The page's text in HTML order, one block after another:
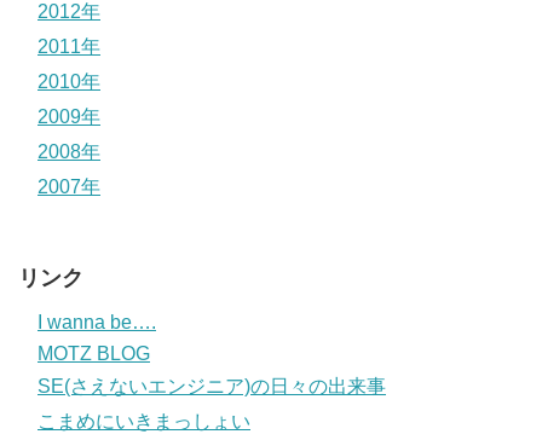
2012年
2011年
2010年
2009年
2008年
2007年
リンク
I wanna be….
MOTZ BLOG
SE(さえないエンジニア)の日々の出来事
こまめにいきまっしょい